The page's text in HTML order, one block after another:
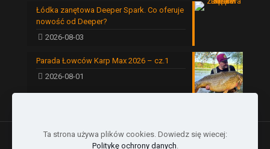
Łódka zanętowa Deeper Spark. Co oferuje
nowość od Deeper?
2026-08-03
Parada Łowców Karp Max 2026 – cz.1
2026-08-01
Ta strona używa plików cookies. Dowiedz się wiecej:
Politykę ochrony danych.